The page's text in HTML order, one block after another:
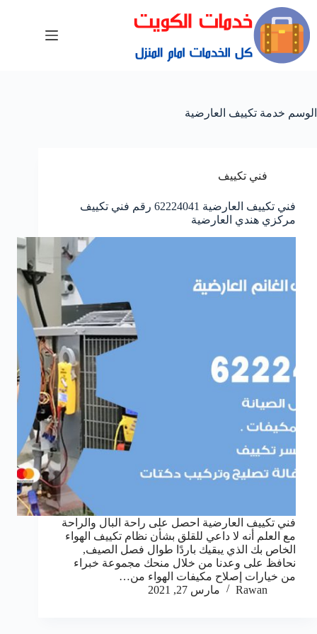
الوسم خدمة تكييف العارضية
فني تكييف
فني تكييف العارضية 62224041 رقم فني تكييف
مركزي هندي العارضية
فني تكييف العارضية احصل على راحة البال والراحة
مع العلم أنه لا داعي للقلق بشأن نظام تكييف الهواء
الخاص بك الذي يبقيك باردًا طوال فصل الصيف,
نحافظ على وعدنا من خلال منحك مجموعة خبراء
من خيارات إصلاح مكيفات الهواء من…
Rawan
مارس 27, 2021